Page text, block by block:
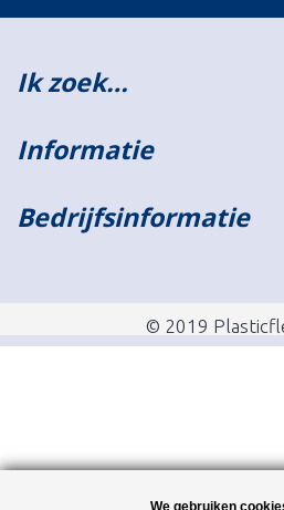
Ik zoek…
Informatie
Bedrijfsinformatie
© 2019
We gebruiken